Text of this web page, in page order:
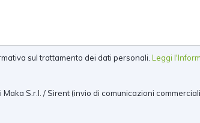
sul trattamento dei dati personali. Leggi
S.r.l. / Sirent (invio di comunicazioni